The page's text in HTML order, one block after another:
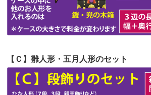
第51回人形供養祭令和4年4月18
第50回人形供養祭令和4年3月15
第49回人形供養祭令和4年1月17日
第48回人形供養祭令和3年12月3
【Ｃ】雛人形・五月人形のセット